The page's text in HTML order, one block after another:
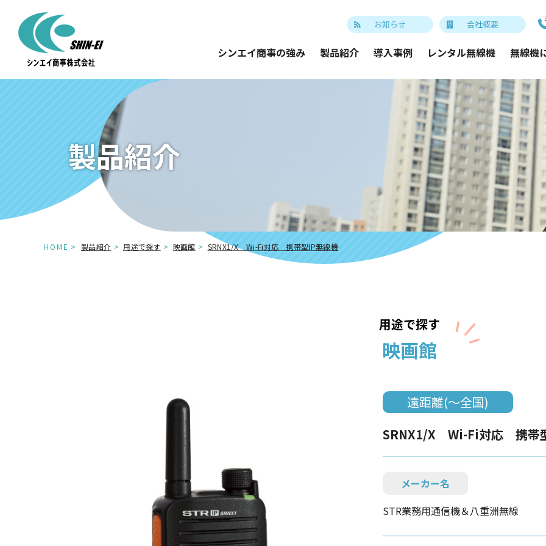
お知らせ 会社概要
シンエイ商事の強み 製品紹介 導入事例 レンタル無線機 無線機
製品紹介
HOME 製品紹介 用途で探す 映画館 SRNX1/X Wi-Fi対応 携帯型IP無線機
用途で探す
映画館
遠距離(～全国)
SRNX1/X Wi-Fi対応 携帯
メーカー名
STR業務用通信機＆八重洲無線